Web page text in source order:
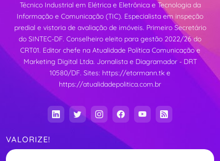
Técnico Industrial em Elétrica e Eletrônica e Tecnologia da
Informação e Comunicação (TIC). Especialista em inspeção
predial e vistoria de avaliação de imóveis. Primeiro Secretário
do SINTEC-DF. Conselheiro eleito para gestão 2022/26 do
CRT01. Editor chefe na Atualidade Política Comunicação e
Marketing Digital Ltda. Jornalista e Diagramador - DRT
10580/DF. Sites: https://etormann.tk e
https://atualidadepolitica.com.br
VALORIZE!